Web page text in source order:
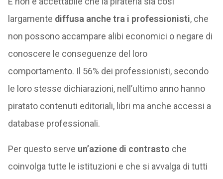
largamente diffusa anche tra i professionisti, che
non possono accampare alibi economici o negare di
conoscere le conseguenze del loro
comportamento. Il 56% dei professionisti, secondo
le loro stesse dichiarazioni, nell’ultimo anno hanno
piratato contenuti editoriali, libri ma anche accessi a
database professionali.
Per questo serve un’azione di contrasto che
coinvolga tutte le istituzioni e che si avvalga di tutti